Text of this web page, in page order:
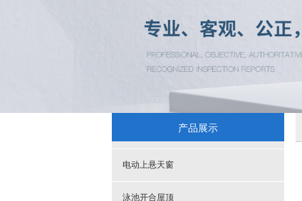
产品展示
电动上悬天窗
泳池开合屋顶